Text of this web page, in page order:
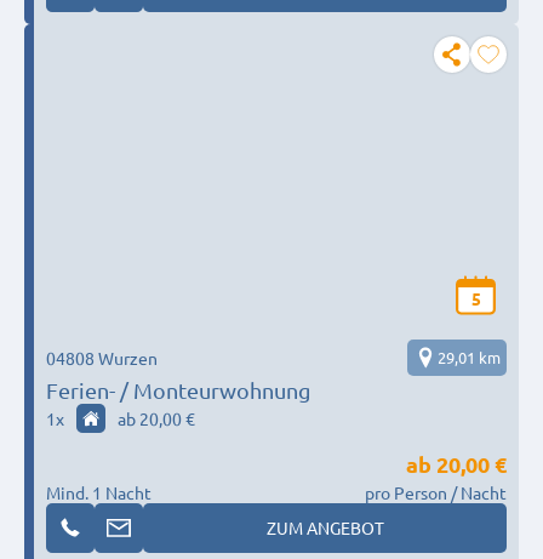
5
Ferien- / Monteurwohnung
04808 Wurzen 29,01 km
1x ab 20,00 €
Mind. 1 Nacht
ab 20,00 €
pro Person / Nacht
ZUM ANGEBOT